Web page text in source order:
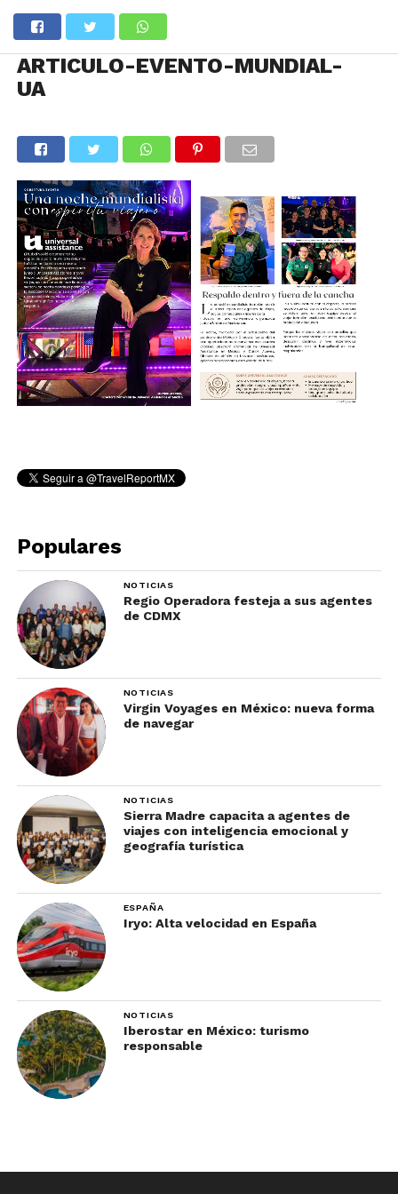
ARTICULO-EVENTO-MUNDIAL-
UA
Populares
NOTICIAS
Regio Operadora festeja a sus agentes
de CDMX
NOTICIAS
Virgin Voyages en México: nueva forma
de navegar
NOTICIAS
Sierra Madre capacita a agentes de
viajes con inteligencia emocional y
geografía turística
ESPAÑA
Iryo: Alta velocidad en España
NOTICIAS
Iberostar en México: turismo
responsable